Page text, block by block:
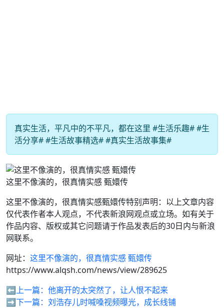
真实生活，平凡中的不平凡，都在这里 #生活乐趣# #生
活分享# #生活故事精选# #真实生活故事集#
这里不像演的，很真情实感 甄嬛传
这里不像演的，很真情实感甄嬛传特别声明：以上文章内容
仅代表作者本人观点，不代表新浪网观点或立场。如有关于
作品内容、版权或其它问题请于作品发表后的30日内与新浪
网联系。
网址： 这里不像演的，很真情实感 甄嬛传
https://www.alqsh.com/news/view/289625
⬅️上一篇： 他离开的太突然了，让人恨不起来
➡️下一篇： 刘浩存儿时喊嗓视频曝光，成长线铺